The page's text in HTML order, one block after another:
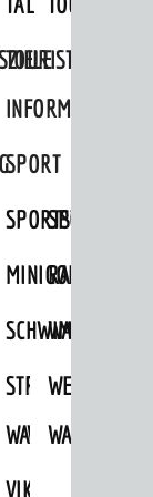
TOURIST
INFORMATION
SPORT
SPORTSTÄTTEN
MINIGOLFRADFAHREN
SCHWIMMEN
STRANDBAD
WAIDSEE
TSG
VIKTOR-
WANDERN
WEINHEIMER